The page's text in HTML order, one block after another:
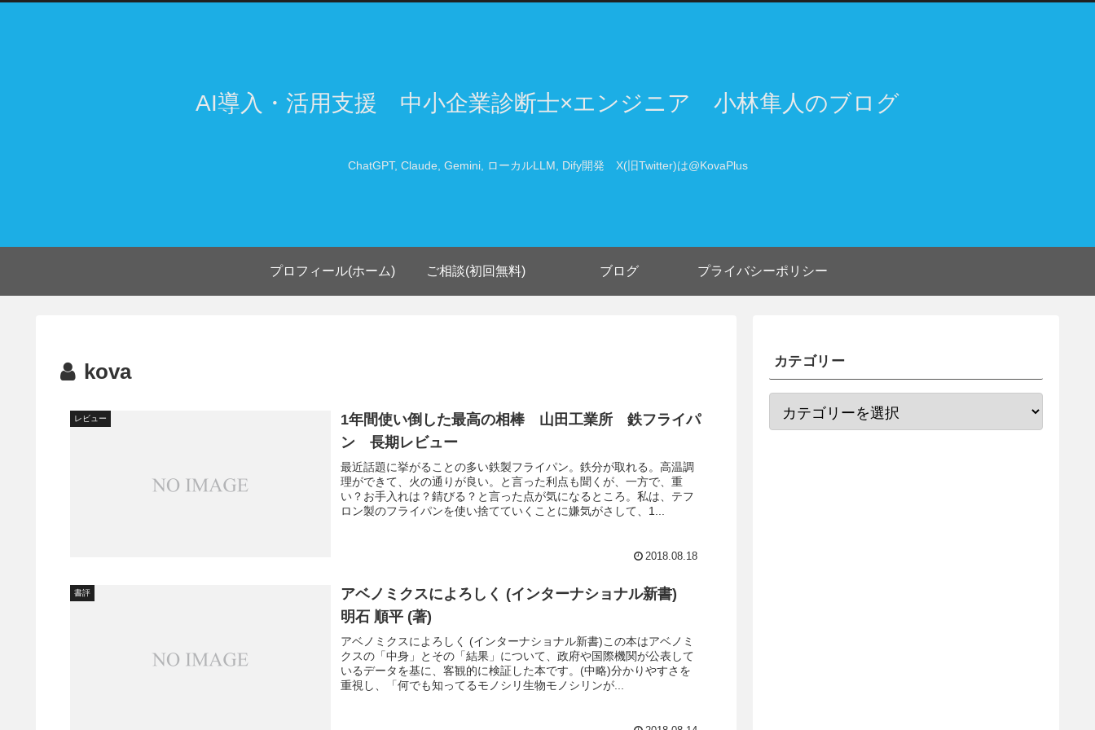
AI導入・活用支援 中小企業診断士×エンジニア 小林隼人のブログ
ChatGPT, Claude, Gemini, ローカルLLM, Dify開発 X(旧Twitter)は@KovaPlus
プロフィール(ホーム) ご相談(初回無料) ブログ プライバシーポリシー
kova
レビュー
1年間使い倒した最高の相棒 山田工業所 鉄フライパ
ン 長期レビュー
最近話題に挙がることの多い鉄製フライパン。鉄分が取れる。高温調
理ができて、火の通りが良い。と言った利点も聞くが、一方で、重
い？お手入れは？錆びる？と言った点が気になるところ。私は、テフ
ロン製のフライパンを使い捨てていくことに嫌気がさして、1...
2018.08.18
書評
アベノミクスによろしく (インターナショナル新書)
明石 順平 (著)
アベノミクスによろしく (インターナショナル新書)この本はアベノミ
クスの「中身」とその「結果」について、政府や国際機関が公表して
いるデータを基に、客観的に検証した本です。(中略)分かりやすさを
重視し、「何でも知ってるモノシリ生物モノシリンが...
カテゴリー